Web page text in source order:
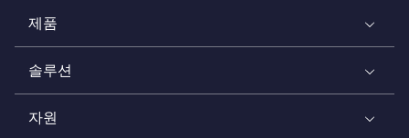
제품
솔루션
자원